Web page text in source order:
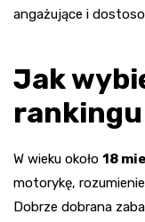
angażujące i
Jak
W wieku około 18
motorykę,
Dobrze dobrana